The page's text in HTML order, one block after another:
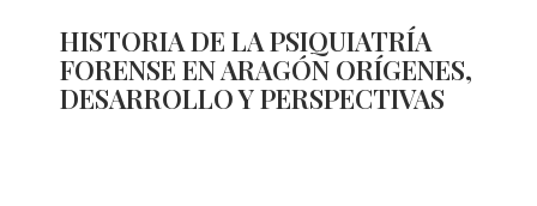
HISTORIA DE LA PSIQUIATRÍA
FORENSE EN ARAGÓN ORÍGENES,
DESARROLLO Y PERSPECTIVAS